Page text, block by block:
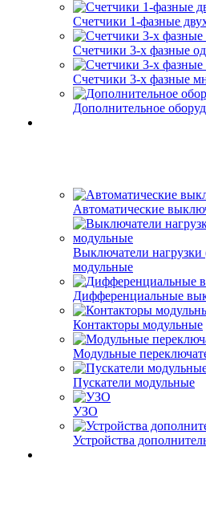
Счетчики 1-фазные
Счетчики 3-х фазные
Счетчики 3-х фазные
Дополнительное
Автоматические
Выключатели
модульные
Дифференциальные
Контакторы модульные
Модульные
Пускатели модульные
УЗО
Устройства